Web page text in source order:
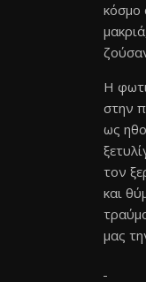
κόσμο
Η
στην
ως
τον
και
μας